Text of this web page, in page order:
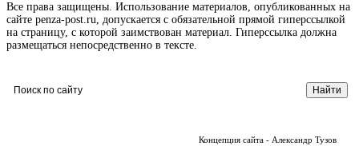
Все права защищены. Использование материалов, опубликованных на
сайте penza-post.ru, допускается с обязательной прямой гиперссылкой
на страницу, с которой заимствован материал. Гиперссылка должна
размещаться непосредственно в тексте.
Концепция сайта - Александр Тузов